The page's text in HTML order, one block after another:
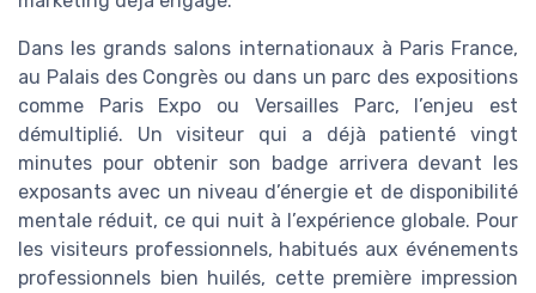
Dans les grands salons internationaux à Paris France,
au Palais des Congrès ou dans un parc des expositions
comme Paris Expo ou Versailles Parc, l’enjeu est
démultiplié. Un visiteur qui a déjà patienté vingt
minutes pour obtenir son badge arrivera devant les
exposants avec un niveau d’énergie et de disponibilité
mentale réduit, ce qui nuit à l’expérience globale. Pour
les visiteurs professionnels, habitués aux événements
professionnels bien huilés, cette première impression